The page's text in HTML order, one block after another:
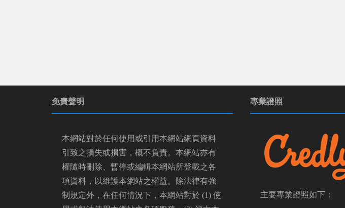
免責聲明
本網站對於任何使用或引用本網站網頁資料
引致之損失或損害，概不負責。本網站亦有
權隨時刪除、暫停或編輯本網站所登載之各
項資料，以維護本網站之權益。除法律有強
制規定外，在任何情況下，本網站對於 (1) 使
專業證照
主要專業證照如下：